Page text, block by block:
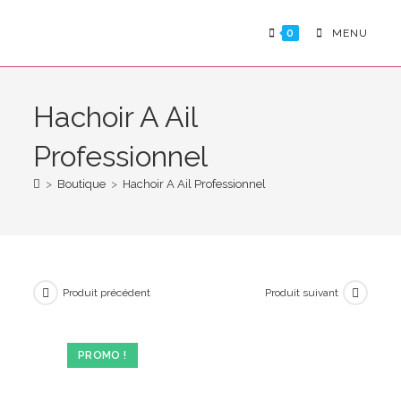
0 MENU
Hachoir A Ail
Professionnel
> Boutique > Hachoir A Ail Professionnel
PROMO !
Produit précédent Produit suivant